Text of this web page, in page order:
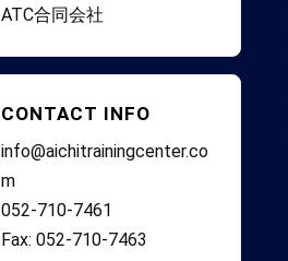
ATC合同会社
CONTACT INFO
info@aichitrainingcenter.co
m
052-710-7461
Fax: 052-710-7463